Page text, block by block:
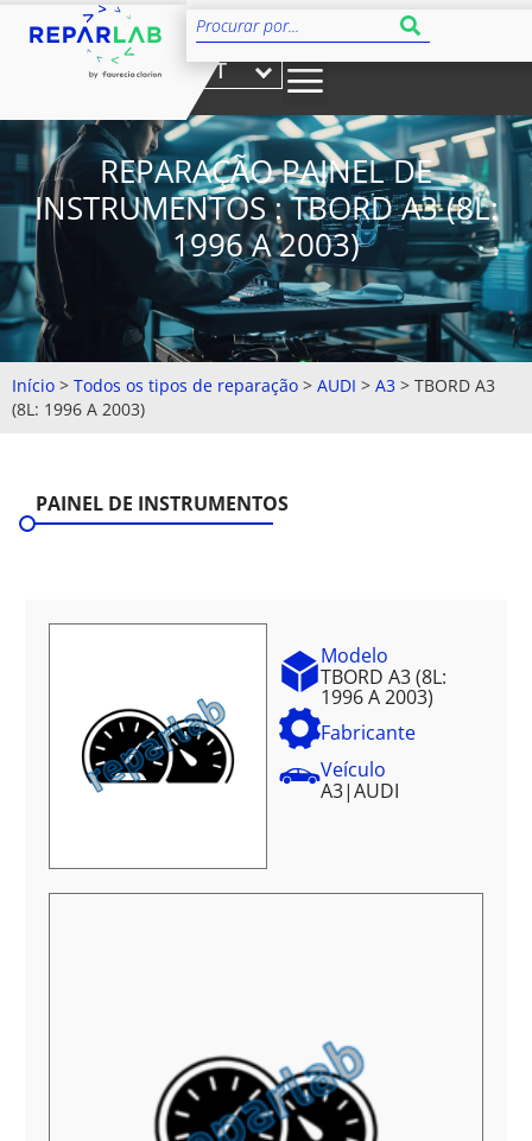
PT
REPARAÇÃO PAINEL DE
INSTRUMENTOS : TBORD A3 (8L:
1996 A 2003)
Início > Todos os tipos de reparação > AUDI > A3 > TBORD A3
(8L: 1996 A 2003)
PAINEL DE INSTRUMENTOS
Modelo
TBORD A3 (8L:
1996 A 2003)
Fabricante
Veículo
A3|AUDI